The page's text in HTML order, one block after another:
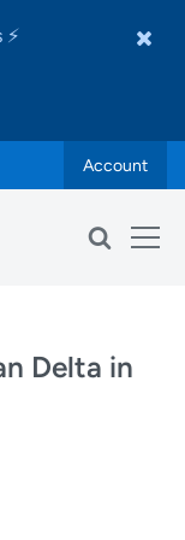
Account
Delta in